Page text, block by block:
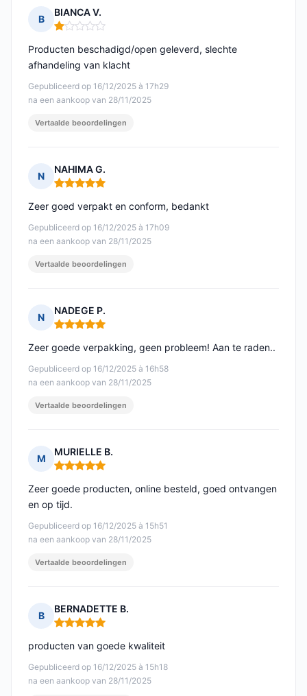
B
BIANCA V.
Opmerking: 1 van 5
Gepubliceerd op 16/12/2025 à 17h29
na een aankoop van 28/11/2025
Producten beschadigd/open geleverd, slechte
afhandeling van klacht
Vertaalde beoordelingen
N
NAHIMA G.
Opmerking: 5 van 5
Gepubliceerd op 16/12/2025 à 17h09
na een aankoop van 28/11/2025
Zeer goed verpakt en conform, bedankt
Vertaalde beoordelingen
N
NADEGE P.
Opmerking: 5 van 5
Gepubliceerd op 16/12/2025 à 16h58
na een aankoop van 28/11/2025
Zeer goede verpakking, geen probleem! Aan te raden..
Vertaalde beoordelingen
M
MURIELLE B.
Opmerking: 5 van 5
Gepubliceerd op 16/12/2025 à 15h51
na een aankoop van 28/11/2025
Zeer goede producten, online besteld, goed ontvangen
en op tijd.
Vertaalde beoordelingen
B
BERNADETTE B.
Opmerking: 5 van 5
Gepubliceerd op 16/12/2025 à 15h18
na een aankoop van 28/11/2025
producten van goede kwaliteit